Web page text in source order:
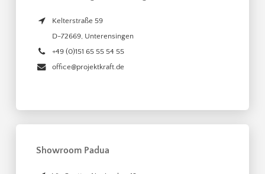
Kelterstraße 59
D-72669, Unterensingen
+49 (0)151 65 55 54 55
office@projektkraft.de
Showroom Padua